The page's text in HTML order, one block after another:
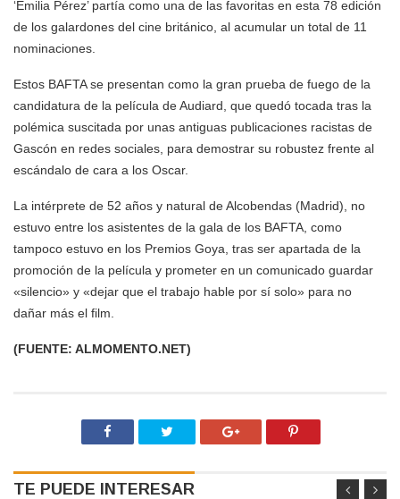
‘Emilia Pérez’ partía como una de las favoritas en esta 78 edición
de los galardones del cine británico, al acumular un total de 11
nominaciones.
Estos BAFTA se presentan como la gran prueba de fuego de la
candidatura de la película de Audiard, que quedó tocada tras la
polémica suscitada por unas antiguas publicaciones racistas de
Gascón en redes sociales, para demostrar su robustez frente al
escándalo de cara a los Oscar.
La intérprete de 52 años y natural de Alcobendas (Madrid), no
estuvo entre los asistentes de la gala de los BAFTA, como
tampoco estuvo en los Premios Goya, tras ser apartada de la
promoción de la película y prometer en un comunicado guardar
«silencio» y «dejar que el trabajo hable por sí solo» para no
dañar más el film.
(FUENTE: ALMOMENTO.NET)
TE PUEDE INTERESAR